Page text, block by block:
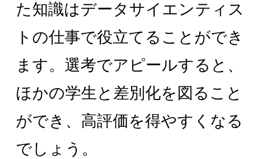
た知識はデータサイエンティス
トの仕事で役立てることができ
ます。選考でアピールすると、
ほかの学生と差別化を図ること
ができ、高評価を得やすくなる
でしょう。